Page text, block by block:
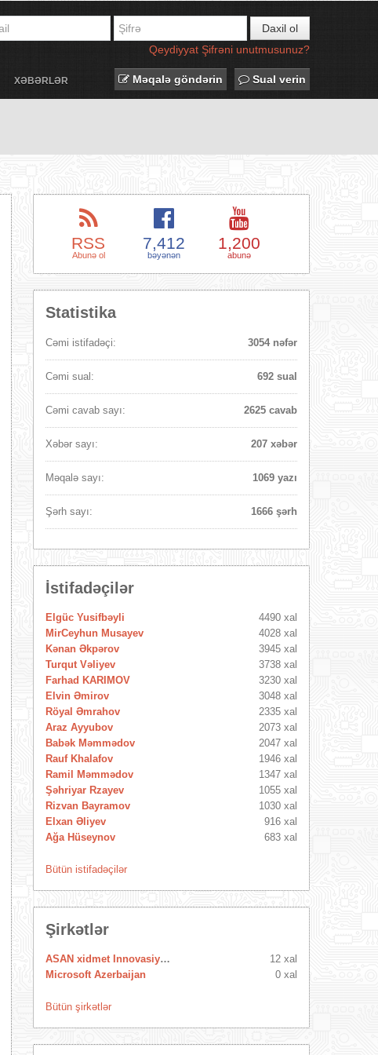
Daxil ol
Qeydiyyat Şifrəni unutmusunuz?
XƏBƏRLƏR Məqalə göndərin Sual verin
RSS
Abunə ol
7,412
bəyənən
1,200
abunə
Statistika
Cəmi istifadəçi: 3054 nəfər
Cəmi sual: 692 sual
Cəmi cavab sayı: 2625 cavab
Xəbər sayı: 207 xəbər
Məqalə sayı: 1069 yazı
Şərh sayı: 1666 şərh
İstifadəçilər
Elgüc Yusifbəyli
4490 xal
MirCeyhun Musayev
4028 xal
Kənan Əkpərov
3945 xal
Turqut Vəliyev
3738 xal
Farhad KARIMOV
3230 xal
Elvin Əmirov
3048 xal
Röyal Əmrahov
2335 xal
Araz Ayyubov
2073 xal
Babək Məmmədov
2047 xal
Rauf Khalafov
1946 xal
Ramil Məmmədov
1347 xal
Şəhriyar Rzayev
1055 xal
Rizvan Bayramov
1030 xal
Elxan Əliyev
916 xal
Ağa Hüseynov
683 xal
Bütün istifadəçilər
Şirkətlər
ASAN xidmet Innovasiya Mərkəzi
12 xal
Microsoft Azerbaijan
0 xal
Bütün şirkətlər